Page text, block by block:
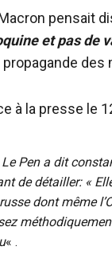
pensait
et pas de
des
à la presse le
Pen a dit
de détailler: «
dont même
« .